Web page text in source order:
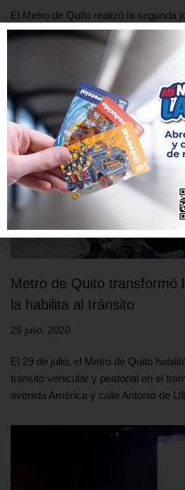
El Metro de Quito realizó la segunda
con comerciantes del Mercado
Metro de Quito transformó
la habilita al tránsito
29 julio, 2020
El 29 de julio, el Metro de Quito
tránsito vehicular y peatonal en el
avenida América y calle Antonio de